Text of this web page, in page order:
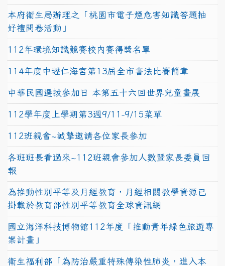
本府衛生局辦理之「桃園市電子煙危害知識答題抽
好禮問卷活動」
112年環境知識競賽校內賽得獎名單
114年度中壢仁海宮第13屆全市書法比賽簡章
中華民國選拔參加日 本第五十六回世界兒童畫展
112學年度上學期第3週9/11-9/15菜單
112班親會~誠摯邀請各位家長參加
各班班長看過來~112班親會參加人數暨家長委員回
報
為推動性別平等及月經教育，月經相關教學資源已
掛載於教育部性別平等教育全球資訊網
國立海洋科技博物館112年度「推動青年綠色旅遊專
案計畫」
衛生福利部「為防治嚴重特殊傳染性肺炎，進入本